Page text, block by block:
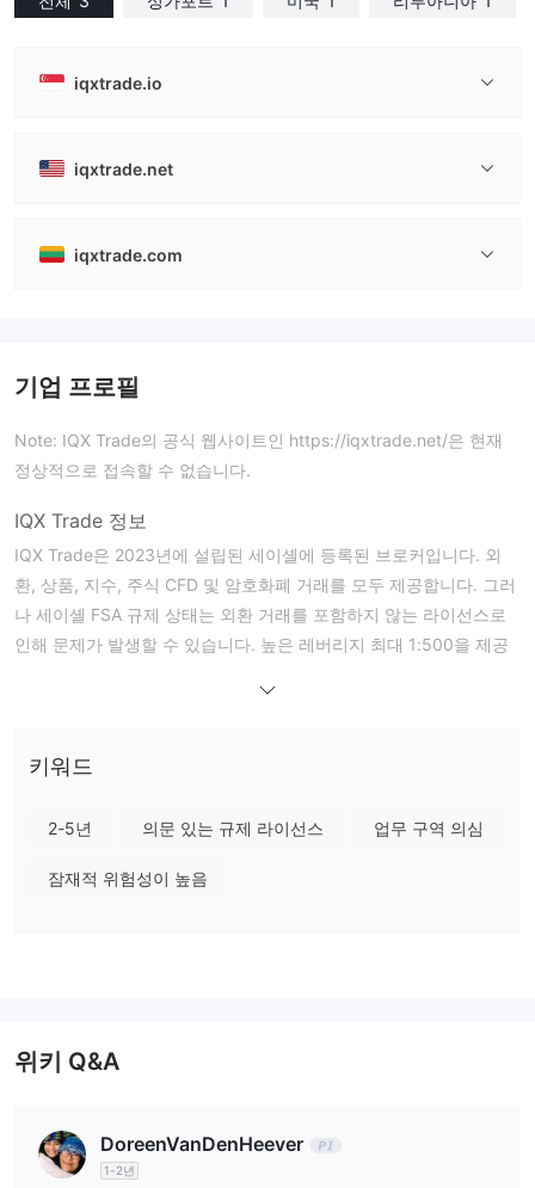
iqxtrade.io
iqxtrade.net
iqxtrade.com
기업 프로필
Note: IQX Trade의 공식 웹사이트인 https://iqxtrade.net/은 현재
정상적으로 접속할 수 없습니다.
IQX Trade 정보
IQX Trade은 2023년에 설립된 세이셸에 등록된 브로커입니다. 외
환, 상품, 지수, 주식 CFD 및 암호화폐 거래를 모두 제공합니다. 그러
나 세이셸 FSA 규제 상태는 외환 거래를 포함하지 않는 라이선스로
인해 문제가 발생할 수 있습니다. 높은 레버리지 최대 1:500을 제공
장단점 IQX Trade의 신뢰성
규제를 받고 있습니다. 이는 일반 사업 등록으로 등록되어 있지만 외
가 라이선스가 허용하는 범위를 초과하여 투자자를 위험에 빠뜨릴
합니다. 이 사이트는 활성화되어 있지만 규제 상태로 인해 그 합법성
IQX Trade에서 무엇을 거래할 수 있나요?
통화 쌍, 상품, 지수, 주식 CFD 및 암호화폐는 IQX Trade에서 거래
키워드
2-5년 의문 있는 규제 라이선스 업무 구역 의심
잠재적 위험성이 높음
위키 Q&A
DoreenVanDenHeever
1-2년